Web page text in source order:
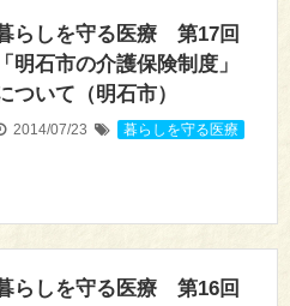
らしを守る医療 第17回
「明石市の介護保険制度」
ついて（明石市）
2014/07/23 暮らしを守る医療
らしを守る医療 第16回